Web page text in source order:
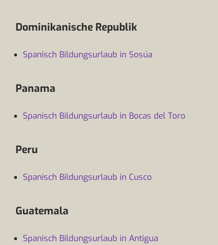
Dominikanische Republik
Spanisch Bildungsurlaub in Sosúa
Panama
Spanisch Bildungsurlaub in Bocas del Toro
Peru
Spanisch Bildungsurlaub in Cusco
Guatemala
Spanisch Bildungsurlaub in Antigua